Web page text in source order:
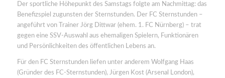
Der sportliche Höhepunkt des Samstags folgte am Nachmittag: das
Benefizspiel zugunsten der Sternstunden. Der FC Sternstunden –
angeführt von Trainer Jörg Dittwar (ehem. 1. FC Nürnberg) – trat
gegen eine SSV-Auswahl aus ehemaligen Spielern, Funktionären
und Persönlichkeiten des öffentlichen Lebens an.
Für den FC Sternstunden liefen unter anderem Wolfgang Haas
(Gründer des FC-Sternstunden), Jürgen Kost (Arsenal London),